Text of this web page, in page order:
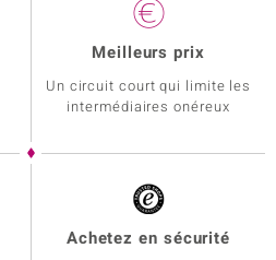
Meilleurs prix
Un circuit court qui limite les
intermédiaires onéreux
Achetez en sécurité